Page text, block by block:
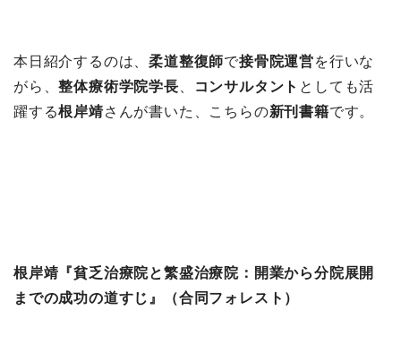
本日紹介するのは、柔道整復師で接骨院運営を行いな
がら、整体療術学院学長 コンサルタント としても活
躍する根岸靖さんが書いた、こちらの新刊書籍です。
根岸靖『貧乏治療院と繁盛治療院：開業から分院展開
までの成功の道すじ』（合同フォレスト）